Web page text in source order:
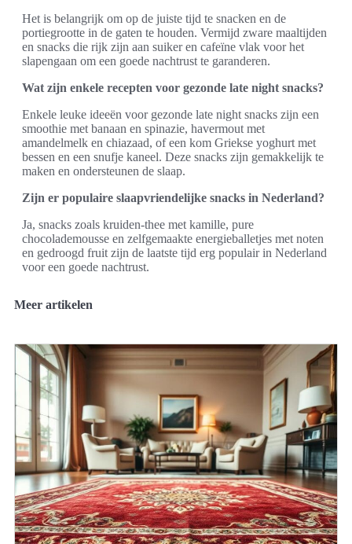
Het is belangrijk om op de juiste tijd te snacken en de
portiegrootte in de gaten te houden. Vermijd zware maaltijden
en snacks die rijk zijn aan suiker en cafeïne vlak voor het
slapengaan om een goede nachtrust te garanderen.
Wat zijn enkele recepten voor gezonde late night snacks?
Enkele leuke ideeën voor gezonde late night snacks zijn een
smoothie met banaan en spinazie, havermout met
amandelmelk en chiazaad, of een kom Griekse yoghurt met
bessen en een snufje kaneel. Deze snacks zijn gemakkelijk te
maken en ondersteunen de slaap.
Zijn er populaire slaapvriendelijke snacks in Nederland?
Ja, snacks zoals kruiden-thee met kamille, pure
chocolademousse en zelfgemaakte energieballetjes met noten
en gedroogd fruit zijn de laatste tijd erg populair in Nederland
voor een goede nachtrust.
Meer artikelen